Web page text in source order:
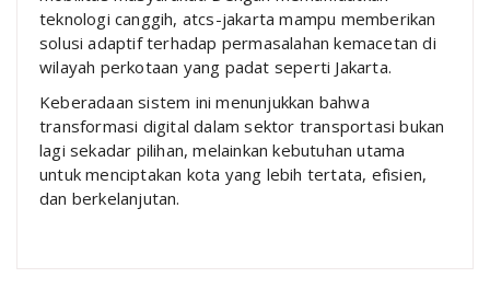
teknologi canggih, atcs-jakarta mampu memberikan
solusi adaptif terhadap permasalahan kemacetan di
wilayah perkotaan yang padat seperti Jakarta.
Keberadaan sistem ini menunjukkan bahwa
transformasi digital dalam sektor transportasi bukan
lagi sekadar pilihan, melainkan kebutuhan utama
untuk menciptakan kota yang lebih tertata, efisien,
dan berkelanjutan.